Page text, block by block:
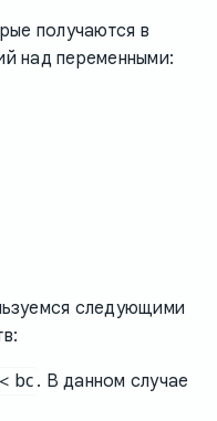
получаются в
над переменными:
следующими
bc . В данном случае